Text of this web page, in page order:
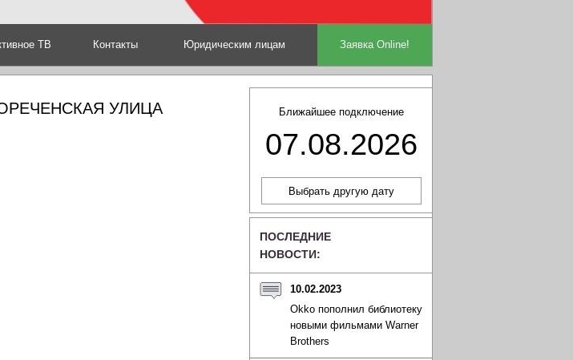
ТВ Контакты Юридическим лицам Заявка Online!
Ближайшее подключение
07.08.2026
ПОСЛЕДНИЕ
НОВОСТИ:
10.02.2023
Okko пополнил библиотеку
новыми фильмами Warner
Brothers
УЛИЦА